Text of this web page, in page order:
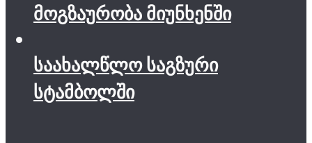
მოგზაურობა მიუნხენში
საახალწლო საგზური
სტამბოლში